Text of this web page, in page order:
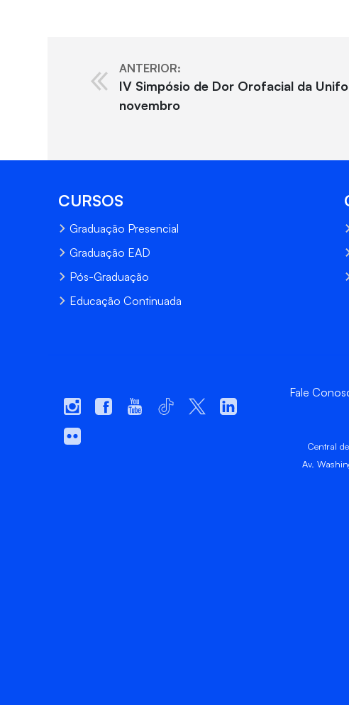
ANTERIOR:
IV Simpósio de Dor Orofacial da
novembro
CURSOS
Graduação Presencial
Graduação EAD
Pós-Graduação
Educação Continuada
Fale
Central
Av.